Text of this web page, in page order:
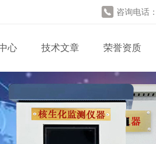
咨询电话：
心 技术文章 荣誉资质